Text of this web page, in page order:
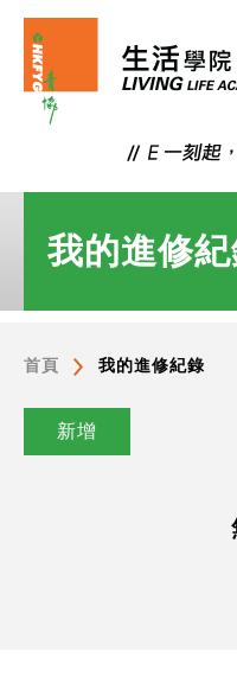
我的進修
首頁 我的進修紀錄
新增